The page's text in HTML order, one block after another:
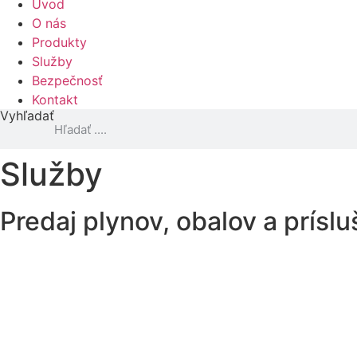
Úvod
O nás
Produkty
Služby
Bezpečnosť
Kontakt
Vyhľadať
Služby
Predaj plynov, obalov a